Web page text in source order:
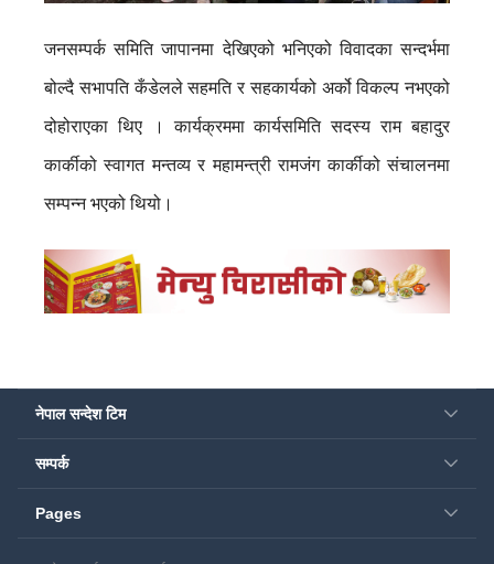
जनसम्पर्क समिति जापानमा देखिएको भनिएको विवादका सन्दर्भमा
बोल्दै सभापति कँडेलले सहमति र सहकार्यको अर्को विकल्प नभएको
दोहोराएका थिए । कार्यक्रममा कार्यसमिति सदस्य राम बहादुर
कार्कीको स्वागत मन्तव्य र महामन्त्री रामजंग कार्कीको संचालनमा
सम्पन्न भएको थियो।
नेपाल सन्देश टिम
सम्पर्क
Pages